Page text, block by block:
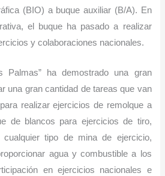
(BIO) a buque auxiliar (B/A). En
el buque ha pasado a realizar
y colaboraciones nacionales.
Palmas” ha demostrado una gran
una gran cantidad de tareas que van
realizar ejercicios de remolque a
de blancos para ejercicios de tiro,
tipo de mina de ejercicio,
agua y combustible a los
en ejercicios nacionales e